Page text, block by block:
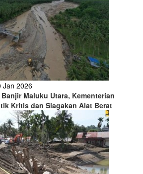
Jan 2026
Maluku Utara, Kementerian
Kritis dan Siagakan Alat Berat